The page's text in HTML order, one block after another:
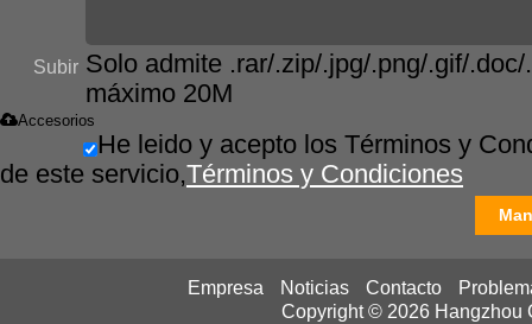
Subir Solo admite .rar/.zip/.jpg/.png/.gif/
máximo 20M
Accesorios
He leido y acepto los Términos y
de este servicio,Términos y Condiciones
Empresa Noticias Contacto
Copyright © 2026 Hangzhou